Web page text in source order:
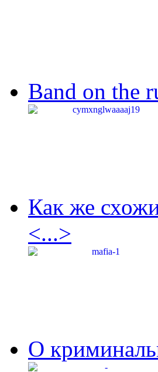
Band on the
Как же
<...>
О